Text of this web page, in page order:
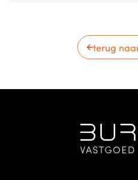
terug